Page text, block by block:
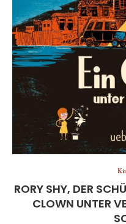
RORY SHY, DER
CLOWN UNTER